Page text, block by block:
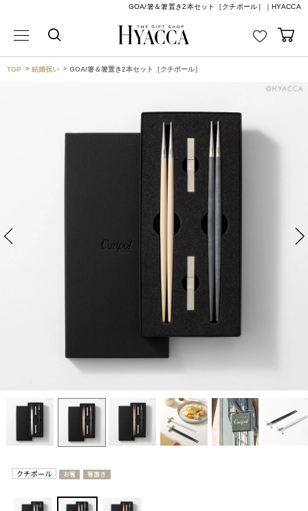
GOA/箸＆箸置き2本セット［クチポール］｜HYACCA
TOP 結婚祝い GOA/箸＆箸置き2本セット［クチポール］
クチポール お箸 箸置き